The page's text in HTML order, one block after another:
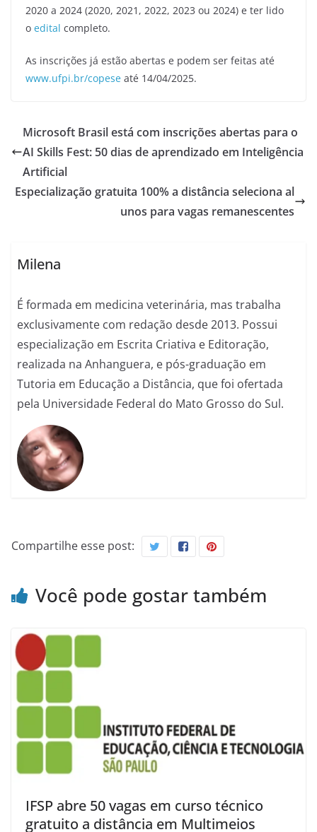
2020 a 2024 (2020, 2021, 2022, 2023 ou 2024) e ter lido
o edital completo.
As inscrições já estão abertas e podem ser feitas até
www.ufpi.br/copese até 14/04/2025.
Microsoft Brasil está com inscrições abertas para o
AI Skills Fest: 50 dias de aprendizado em Inteligência
Artificial
Especialização gratuita 100% a distância seleciona al
unos para vagas remanescentes
Milena
É formada em medicina veterinária, mas trabalha
exclusivamente com redação desde 2013. Possui
especialização em Escrita Criativa e Editoração,
realizada na Anhanguera, e pós-graduação em
Tutoria em Educação a Distância, que foi ofertada
pela Universidade Federal do Mato Grosso do Sul.
Compartilhe esse post:
Você pode gostar também
IFSP abre 50 vagas em curso técnico
gratuito a distância em Multimeios